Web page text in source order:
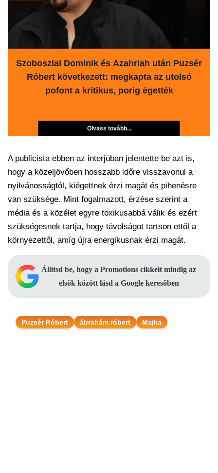
Szoboszlai Dominik és Azahriah után Puzsér
Róbert következett: megkapta az utolsó
pofont a kritikus, porig égették
Olvass tovább...
A publicista ebben az interjúban jelentette be azt is,
hogy a közeljövőben hosszabb időre visszavonul a
nyilvánosságtól, kiégettnek érzi magát és pihenésre
van szüksége. Mint fogalmazott, érzése szerint a
média és a közélet egyre toxikusabbá válik és ezért
szükségesnek tartja, hogy távolságot tartson ettől a
környezettől, amíg újra energikusnak érzi magát.
Állítsd be, hogy a Promotions cikkeit mindig az
elsők között lásd a Google keresőben
Puzsér Róbert ábrahám róbert Majka